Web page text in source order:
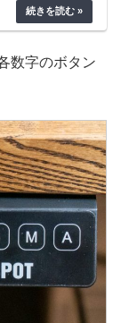
数字のボタン